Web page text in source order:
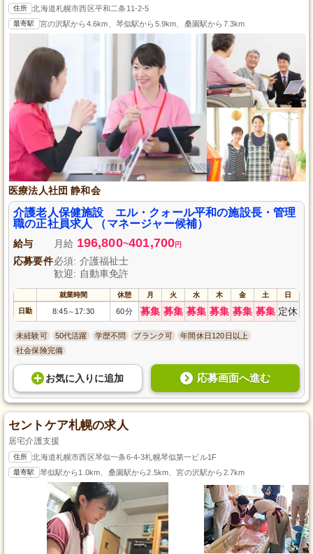
住所 北海道札幌市西区平和二条11-2-5
最寄駅 宮の沢駅から4.6km、琴似駅から5.9km、桑園駅から7.3km
医療法人社団 静和会
介護老人保健施設 エル・クォール平和の施設長・管理
職の正社員求人 （マネージャー候補）
給与 月給 196,800~401,700円
応募要件必須: 介護福祉士
歓迎: 自動車免許
就業時間 休憩 月 火 水 木 金 土 日
日勤 8:45～ 17:30 60分 募集 募集 募集 募集 募集 募集 定休
未経験可 50代活躍 学歴不問 ブランク可
年間休日120日以上
社会保険完備
お気に入り に追加 応募画面へ進む
セントケア札幌の求人
居宅介護支援
住所 北海道札幌市西区琴似一条6-4-3札幌琴似第一ビル1F
最寄駅 琴似駅から1.0km、桑園駅から2.5km、宮の沢駅から2.7km